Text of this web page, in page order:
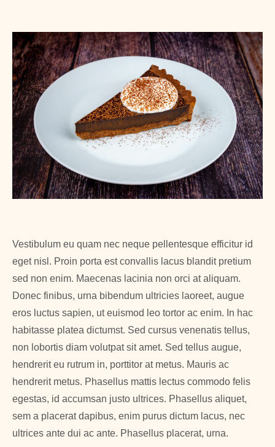
Vestibulum eu quam nec neque pellentesque efficitur id
eget nisl. Proin porta est convallis lacus blandit pretium
sed non enim. Maecenas lacinia non orci at aliquam.
Donec finibus, urna bibendum ultricies laoreet, augue
eros luctus sapien, ut euismod leo tortor ac enim. In hac
habitasse platea dictumst. Sed cursus venenatis tellus,
non lobortis diam volutpat sit amet. Sed tellus augue,
hendrerit eu rutrum in, porttitor at metus. Mauris ac
hendrerit metus. Phasellus mattis lectus commodo felis
egestas, id accumsan justo ultrices. Phasellus aliquet,
sem a placerat dapibus, enim purus dictum lacus, nec
ultrices ante dui ac ante. Phasellus placerat, urna.